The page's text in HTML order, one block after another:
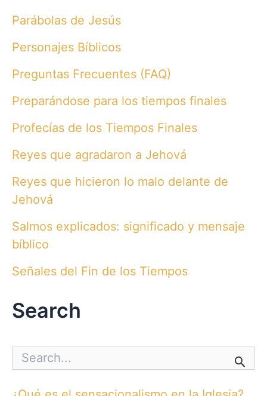
Parábolas de Jesús
Personajes Bíblicos
Preguntas Frecuentes (FAQ)
Preparándose para los tiempos finales
Profecías de los Tiempos Finales
Reyes que agradaron a Jehová
Reyes que hicieron lo malo delante de
Jehová
Salmos explicados: significado y mensaje
bíblico
Señales del Fin de los Tiempos
Search